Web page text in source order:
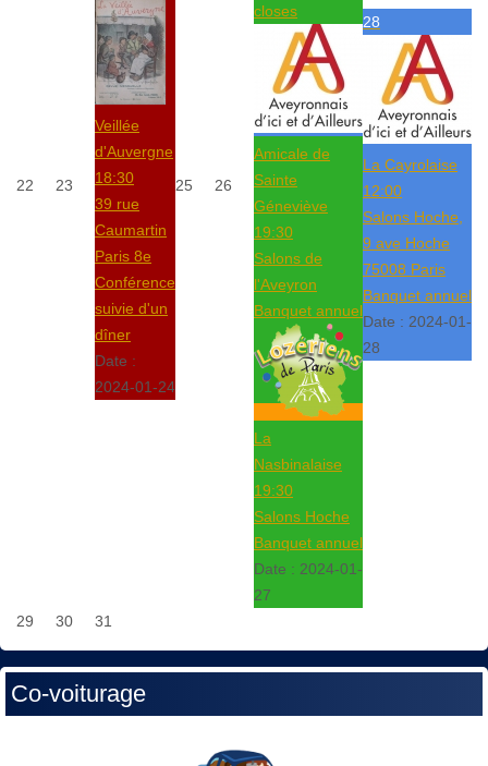
22 23
Veillée
d'Auvergne
18:30
39 rue
Caumartin
Paris 8e
Conférence
suivie d'un
dîner
Date :
2024-01-24
25 26
closes
Amicale de
Sainte
Géneviève
19:30
Salons de
l'Aveyron
Banquet annuel
La
Nasbinalaise
19:30
Salons Hoche
Banquet annuel
Date : 2024-01-
27
28
La Cayrolaise
12:00
Salons Hoche,
9 ave Hoche
75008 Paris
Banquet annuel
Date : 2024-01-
28
29 30 31
Co-voiturage